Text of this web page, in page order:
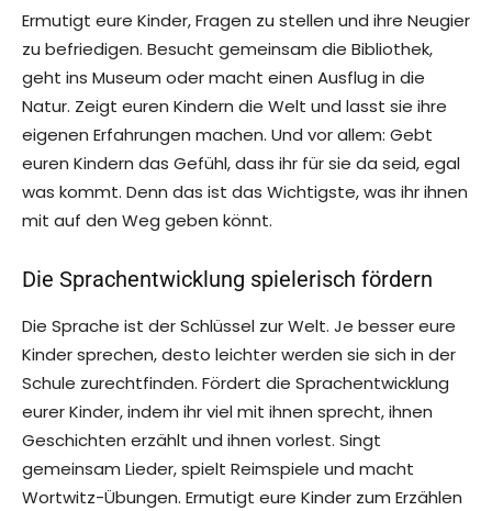
Ermutigt eure Kinder, Fragen zu stellen und ihre Neugier
zu befriedigen. Besucht gemeinsam die Bibliothek,
geht ins Museum oder macht einen Ausflug in die
Natur. Zeigt euren Kindern die Welt und lasst sie ihre
eigenen Erfahrungen machen. Und vor allem: Gebt
euren Kindern das Gefühl, dass ihr für sie da seid, egal
was kommt. Denn das ist das Wichtigste, was ihr ihnen
mit auf den Weg geben könnt.
Die Sprachentwicklung spielerisch fördern
Die Sprache ist der Schlüssel zur Welt. Je besser eure
Kinder sprechen, desto leichter werden sie sich in der
Schule zurechtfinden. Fördert die Sprachentwicklung
eurer Kinder, indem ihr viel mit ihnen sprecht, ihnen
Geschichten erzählt und ihnen vorlest. Singt
gemeinsam Lieder, spielt Reimspiele und macht
Wortwitz-Übungen. Ermutigt eure Kinder zum Erzählen